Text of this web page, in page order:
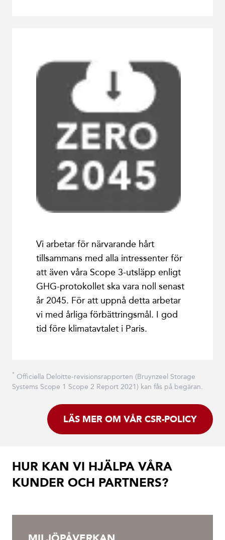
Vi arbetar för närvarande hårt
tillsammans med alla intressenter för
att även våra Scope 3-utsläpp enligt
GHG-protokollet ska vara noll senast
år 2045. För att uppnå detta arbetar
vi med årliga förbättringsmål. I god
tid före klimatavtalet i Paris.
* Officiella Deloitte-revisionsrapporten (Bruynzeel Storage
Systems Scope 1 Scope 2 Report 2021) kan fås på begäran.
LÄS MER OM VÅR CSR-POLICY
HUR KAN VI HJÄLPA VÅRA
KUNDER OCH PARTNERS?